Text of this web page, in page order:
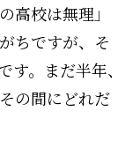
高校は無理」
ちですが、そ
。まだ半年、
の間にどれだ